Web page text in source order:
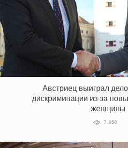
Австриец выиграл
дискриминации из-за
женщины
7 950